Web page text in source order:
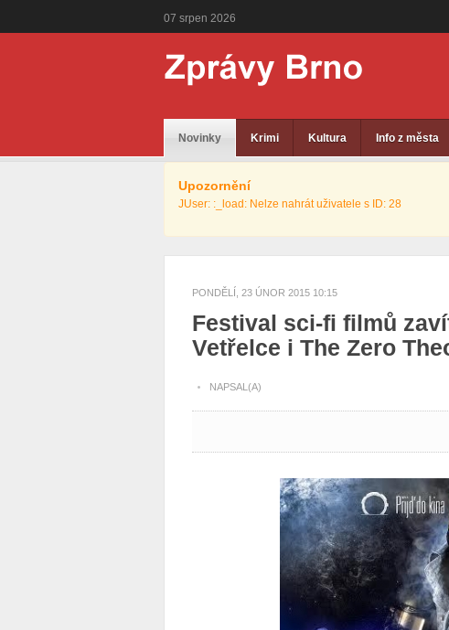
07 srpen 2026
Novinky Krimi Kultura Info z města
Upozornění
JUser: :_load: Nelze nahrát uživatele s ID: 28
PONDĚLÍ, 23 ÚNOR 2015 10:15
Festival sci-fi filmů
Vetřelce i The Zero
NAPSAL(A)